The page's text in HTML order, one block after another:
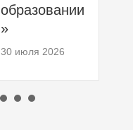
образовании
»
30 июля 2026